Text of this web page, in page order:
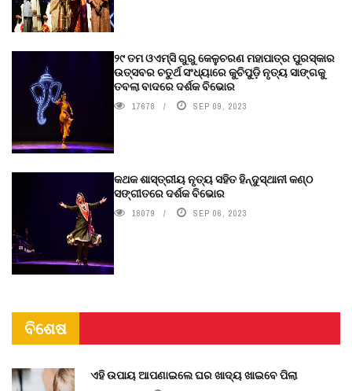
୨୯ ତମ ଓଏମ୍‌ସି ଗୁରୁ କେଳୁଚରଣ ମହାପାତ୍ର ପୁରସ୍କାର
ଉତ୍ସବର ଚତୁର୍ଥ ସଂଧ୍ୟାରେ କୁଚିପୁଡ଼ି ନୃତ୍ୟ ସାଙ୍ଗକୁ
ତବଲା ବାଦରେ ଦର୍ଶକ ବିଭୋର
17678 SEP 09, 2023
କଥକ ଶାସ୍ତ୍ରୀୟ ନୃତ୍ୟ ସହିତ ହିନ୍ଦୁସ୍ଥାନୀ କଣ୍ଠ
ସଙ୍ଗୀତରେ ଦର୍ଶକ ବିଭୋର
18079 SEP 06, 2023
ବିଶେଷ
ଏହି ଉପାୟ ଆପଣାଇଲେ ଘର ଖାଦ୍ୟ ଖାଇବେ ପିଲା